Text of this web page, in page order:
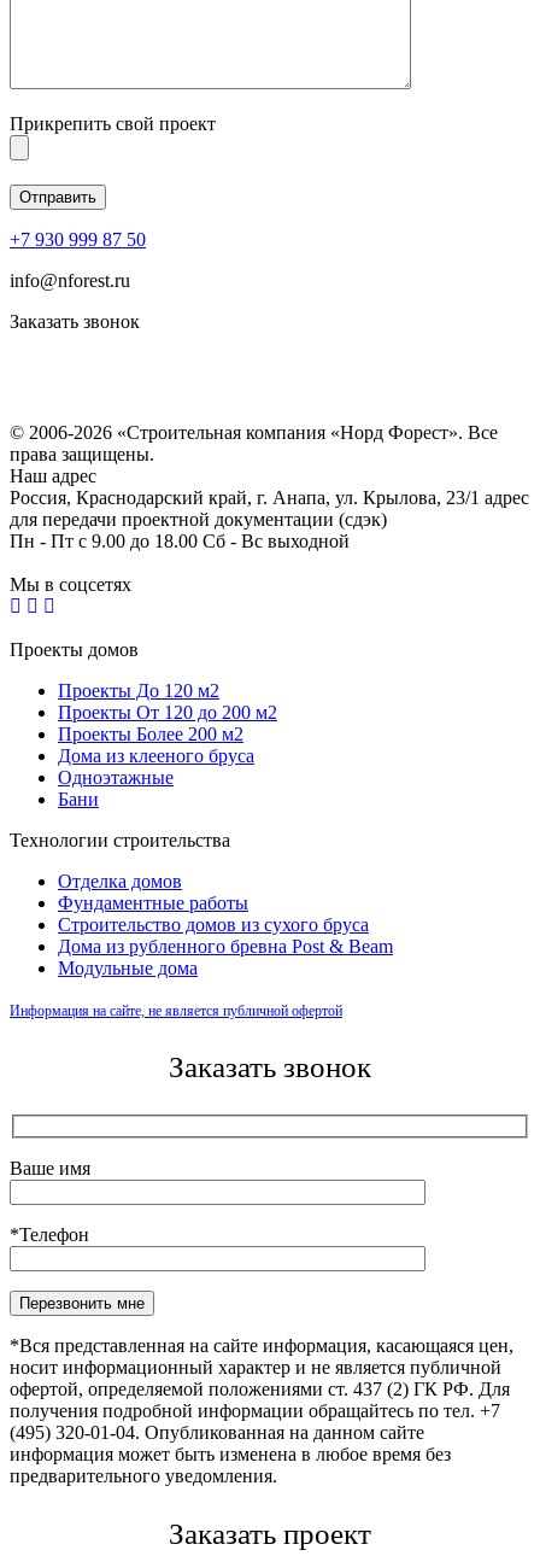
Прикрепить свой проект
+7 930 999 87 50
info@nforest.ru
Заказать звонок
© 2006-2026 «Строительная компания «Норд Форест». Все
права защищены.
Наш адрес
Россия, Краснодарский край, г. Анапа, ул. Крылова, 23/1 адрес
для передачи проектной документации (сдэк)
Пн - Пт с 9.00 до 18.00 Сб - Вс выходной
Мы в соцсетях
Проекты домов
Проекты До 120 м2
Проекты От 120 до 200 м2
Проекты Более 200 м2
Дома из клееного бруса
Одноэтажные
Бани
Технологии строительства
Отделка домов
Фундаментные работы
Строительство домов из сухого бруса
Дома из рубленного бревна Post & Beam
Модульные дома
Информация на сайте, не является публичной офертой
Заказать звонок
Ваше имя
*Телефон
Оставьте это поле пустым.
*Вся представленная на сайте информация, касающаяся цен,
носит информационный характер и не является публичной
офертой, определяемой положениями ст. 437 (2) ГК РФ. Для
получения подробной информации обращайтесь по тел. +7
(495) 320-01-04. Опубликованная на данном сайте
информация может быть изменена в любое время без
предварительного уведомления.
Заказать проект